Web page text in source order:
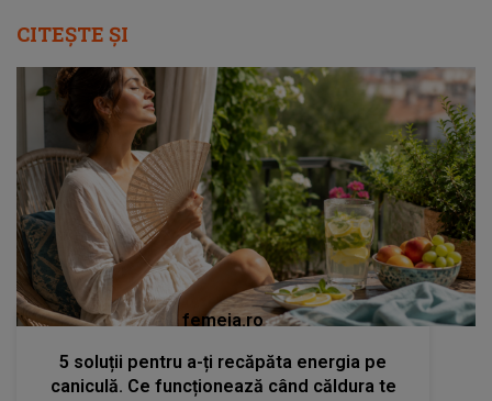
CITEȘTE ȘI
femeia.ro
5 soluții pentru a-ți recăpăta energia pe
caniculă. Ce funcționează când căldura te